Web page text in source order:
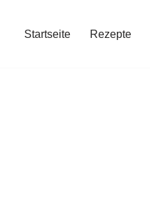
Startseite Rezepte